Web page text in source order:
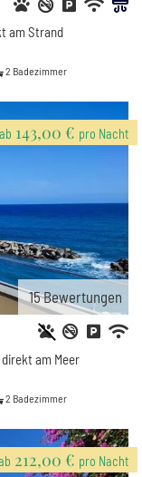
am Strand
2 Badezimmer
ab 143,00 € pro Nacht
15Bewertungen
am Meer
2 Badezimmer
212,00 € pro Nacht